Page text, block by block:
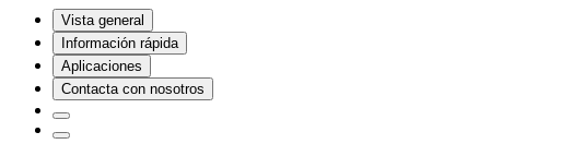
Vista general
Información rápida
Aplicaciones
Contacta con nosotros